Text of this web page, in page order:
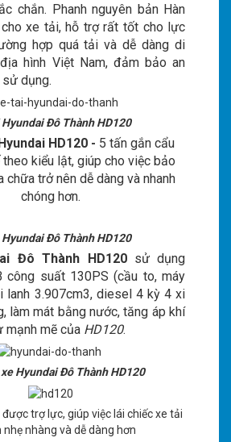
chắn. Phanh nguyên bản Hàn
xe tải, hỗ trợ rất tốt cho lực
hợp quá tải và dễ dàng di
hình Việt Nam, đảm bảo an
dụng.
Hyundai Đô Thành HD120
HD120 - 5 tấn gắn cẩu
kiểu lật, giúp cho việc bảo
chữa trở nên dễ dàng và nhanh
chóng hơn.
Hyundai Đô Thành HD120
Đô Thành HD120sử dụng
công suất 130PS (cầu to, máy
lanh 3.907cm3, diesel 4 kỳ 4 xi
làm mát bằng nước, tăng áp khí
mạnh mẽ củaHD120.
xe Hyundai Đô Thành HD120
trợ lực, giúp việc lái chiếc xe tải
nhẹ nhàng và dễ dàng hơn